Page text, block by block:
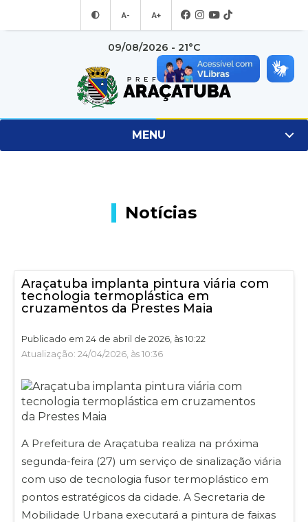
A- A+
09/08/2026 - 21°C
MENU
Notícias
Araçatuba implanta pintura viária com
tecnologia termoplástica em
cruzamentos da Prestes Maia
Publicado em 24 de abril de 2026, às 10:22
Atualização: 24/04/2026, às 10:36
A Prefeitura de Araçatuba realiza na próxima
segunda-feira (27) um serviço de sinalização viária
com uso de tecnologia fusor termoplástico em
pontos estratégicos da cidade. A Secretaria de
Mobilidade Urbana executará a pintura de faixas